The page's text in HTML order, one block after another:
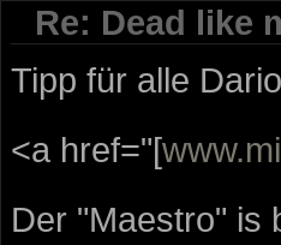
Re: Dead like
Tipp für alle
<a href="[
Der "Maestro" is